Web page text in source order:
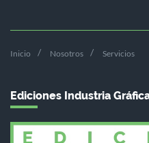
Inicio Nosotros Servicios
Ediciones Industria